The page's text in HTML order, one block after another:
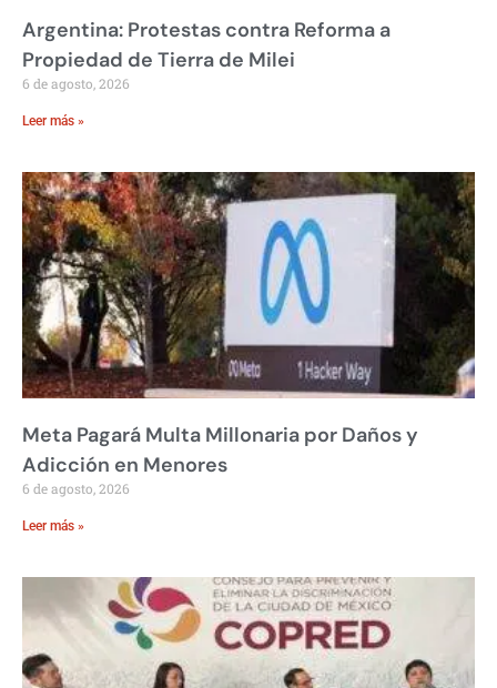
Argentina: Protestas contra Reforma a
Propiedad de Tierra de Milei
6 de agosto, 2026
Leer más »
Meta Pagará Multa Millonaria por Daños y
Adicción en Menores
6 de agosto, 2026
Leer más »